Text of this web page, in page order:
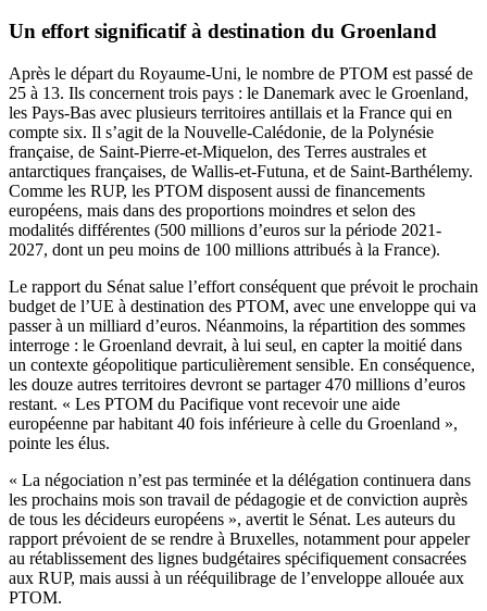
Un effort significatif à destination du Groenland
Après le départ du Royaume-Uni, le nombre de PTOM est passé de
25 à 13. Ils concernent trois pays : le Danemark avec le Groenland,
les Pays-Bas avec plusieurs territoires antillais et la France qui en
compte six. Il s’agit de la Nouvelle-Calédonie, de la Polynésie
française, de Saint-Pierre-et-Miquelon, des Terres australes et
antarctiques françaises, de Wallis-et-Futuna, et de Saint-Barthélemy.
Comme les RUP, les PTOM disposent aussi de financements
européens, mais dans des proportions moindres et selon des
modalités différentes (500 millions d’euros sur la période 2021-
2027, dont un peu moins de 100 millions attribués à la France).
Le rapport du Sénat salue l’effort conséquent que prévoit le prochain
budget de l’UE à destination des PTOM, avec une enveloppe qui va
passer à un milliard d’euros. Néanmoins, la répartition des sommes
interroge : le Groenland devrait, à lui seul, en capter la moitié dans
un contexte géopolitique particulièrement sensible. En conséquence,
les douze autres territoires devront se partager 470 millions d’euros
restant. « Les PTOM du Pacifique vont recevoir une aide
européenne par habitant 40 fois inférieure à celle du Groenland »,
pointe les élus.
« La négociation n’est pas terminée et la délégation continuera dans
les prochains mois son travail de pédagogie et de conviction auprès
de tous les décideurs européens », avertit le Sénat. Les auteurs du
rapport prévoient de se rendre à Bruxelles, notamment pour appeler
au rétablissement des lignes budgétaires spécifiquement consacrées
aux RUP, mais aussi à un rééquilibrage de l’enveloppe allouée aux
PTOM.